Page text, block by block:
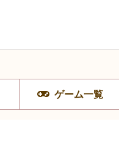
ゲーム一覧